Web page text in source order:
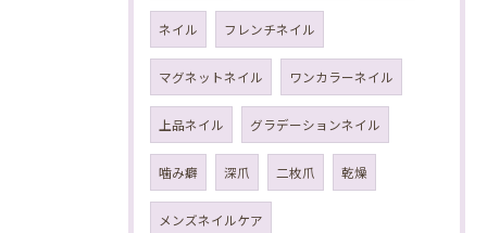
ネイル フレンチネイル
マグネットネイル ワンカラーネイル
上品ネイル グラデーションネイル
噛み癖 深爪 二枚爪 乾燥
メンズネイルケア